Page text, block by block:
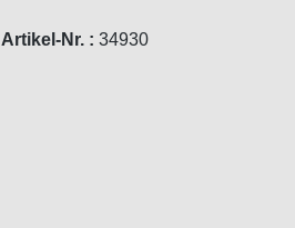
Artikel-Nr. : 34930